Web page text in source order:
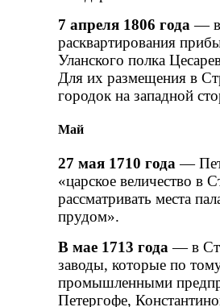
7 апреля 1806 года — в
расквартирования
Уланского полка
Для их размещения в
городок на западной
Май
27 мая 1710 года —
«царское величество в
рассматривать места
прудом».
В мае 1713 года — в
заводы, которые по
промышленными
Петергофе,